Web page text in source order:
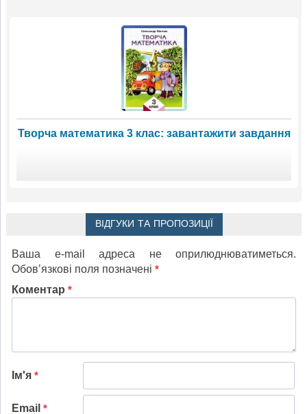
Творча математика 3 клас: завантажити завдання
ВІДГУКИ ТА ПРОПОЗИЦІЇ
Ваша e-mail адреса не оприлюднюватиметься.
Обов’язкові поля позначені *
Коментар *
Ім'я *
Email *